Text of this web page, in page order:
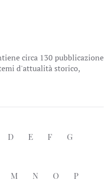
circa 130 pubblicazione
d'attualità storico,
D E F G
M N O P